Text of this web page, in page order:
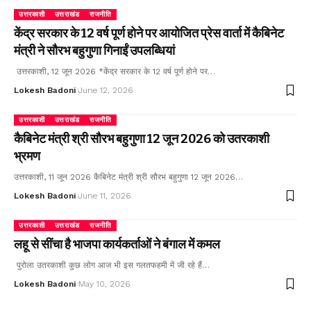
उत्तरकाशी उत्तराखंड राजनीति
केंद्र सरकार के 12 वर्ष पूर्ण होने पर आयोजित प्रेस वार्ता में कैबिनेट
मंत्री ने सौरभ बहुगुणा गिनाईं उपलब्धियां
उत्तरकाशी, 12 जून 2026 *केंद्र सरकार के 12 वर्ष पूर्ण होने पर…
Lokesh Badoni June 12, 2026
उत्तरकाशी उत्तराखंड राजनीति
कैबिनेट मंत्री श्री सौरभ बहुगुणा 12 जून 2026 को उतरकाशी
भ्रमण
उत्तरकाशी, 11 जून 2026 कैबिनेट मंत्री श्री सौरभ बहुगुणा 12 जून 2026…
Lokesh Badoni June 11, 2026
उत्तरकाशी उत्तराखंड राजनीति
लहू से सींचा है भाजपा कार्यकर्ताओं ने बंगाल में कमल
पुरोला उतरकाशी कुछ लोग आज भी इस गलतफहमी में जी रहे हैं…
Lokesh Badoni May 10, 2026